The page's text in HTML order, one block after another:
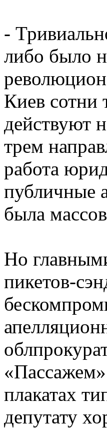
-
либо было
Киев сотни
действуют
трем
работа
публичные
была
Но
пикетов-
плакатах
депутату